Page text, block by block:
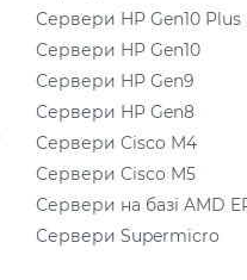
Сервери HP Gen10 Plus
Сервери HP Gen10
Сервери HP Gen9
Сервери HP Gen8
Сервери Cisco M4
Сервери Cisco M5
Сервери на базі AMD
Сервери Supermicro